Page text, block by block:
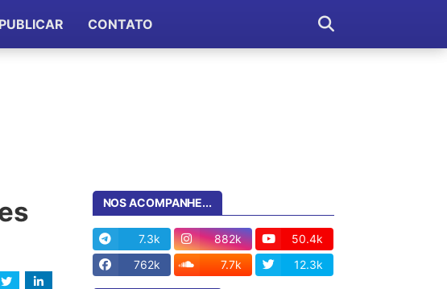
PUBLICAR CONTATO
NOS ACOMPANHE...
7.3k 882k
50.4k
762k
7.7k 12.3k